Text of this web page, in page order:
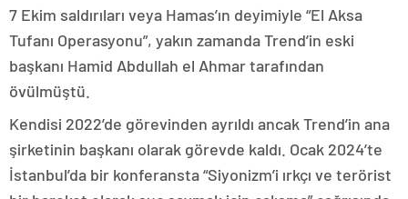
7 Ekim saldırıları veya Hamas’ın deyimiyle “El Aksa
Tufanı Operasyonu”, yakın zamanda Trend’in eski
başkanı Hamid Abdullah el Ahmar tarafından
övülmüştü.
Kendisi 2022’de görevinden ayrıldı ancak Trend’in ana
şirketinin başkanı olarak görevde kaldı. Ocak 2024’te
İstanbul’da bir konferansta “Siyonizm’i ırkçı ve terörist